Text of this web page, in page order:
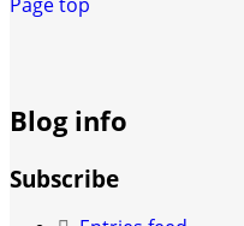
Blog info
Subscribe